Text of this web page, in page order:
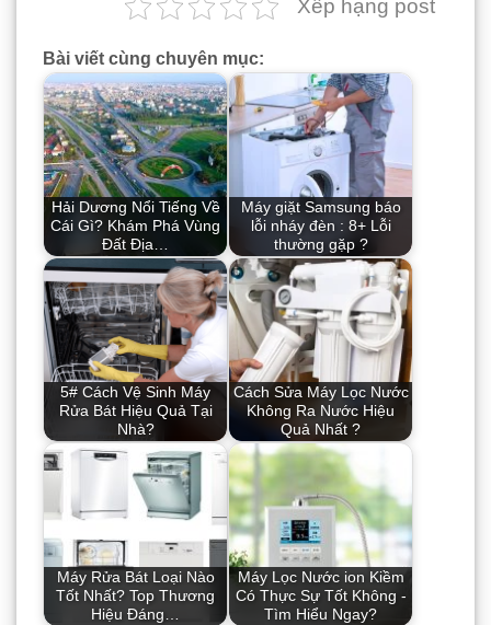
Xếp hạng post
Bài viết cùng chuyên mục:
Hải Dương Nổi Tiếng Về
Cái Gì? Khám Phá Vùng
Đất Địa…
Máy giặt Samsung báo
lỗi nháy đèn : 8+ Lỗi
thường gặp ?
5# Cách Vệ Sinh Máy
Rửa Bát Hiệu Quả Tại
Nhà?
Cách Sửa Máy Lọc Nước
Không Ra Nước Hiệu
Quả Nhất ?
Máy Rửa Bát Loại Nào
Tốt Nhất? Top Thương
Hiệu Đáng…
Máy Lọc Nước ion Kiềm
Có Thực Sự Tốt Không -
Tìm Hiểu Ngay?